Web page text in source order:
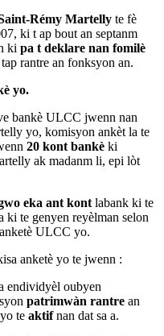
Rémy Martelly te fè
ki t ap bout an septanm
ki pa t deklare nan fomilè
rantre an fonksyon an.
yo.
bankè ULCC jwenn nan
yo, komisyon ankèt la te
20 kont bankè ki
ak madanm li, epi lòt
eka ant kontlabank ki te
ki te genyen reyèlman selon
ULCC yo.
anketè yo te jwenn :
endividyèl oubyen
patrimwàn rantre an
te aktifnan dat sa a.